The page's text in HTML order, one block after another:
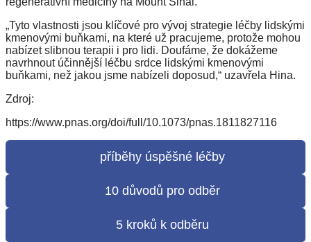
„Tyto vlastnosti jsou klíčové pro vývoj strategie léčby lidskými
kmenovými buňkami, na které už pracujeme, protože mohou
nabízet slibnou terapii i pro lidi. Doufáme, že dokážeme
navrhnout účinnější léčbu srdce lidskými kmenovými
buňkami, než jakou jsme nabízeli doposud,“ uzavřela Hina.
Zdroj:
https://www.pnas.org/doi/full/10.1073/pnas.1811827116
příběhy úspěšné léčby
10 důvodů pro odběr
5 kroků k odběru